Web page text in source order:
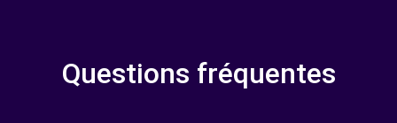
Questions fréquentes